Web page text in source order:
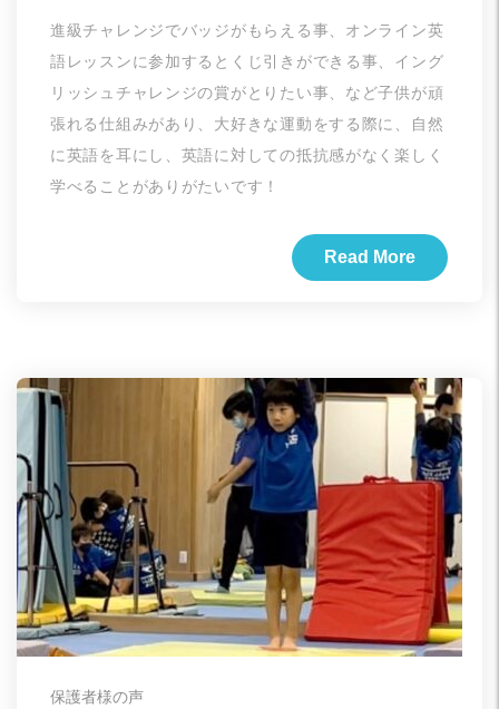
進級チャレンジでバッジがもらえる事、オンライン英
語レッスンに参加するとくじ引きができる事、イング
リッシュチャレンジの賞がとりたい事、など子供が頑
張れる仕組みがあり、大好きな運動をする際に、自然
に英語を耳にし、英語に対しての抵抗感がなく楽しく
学べることがありがたいです！
Read More
保護者様の声